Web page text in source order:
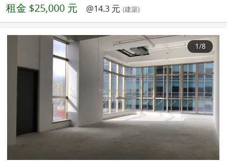
租金 $25,000 元 @14.3 元 (建築)
1/8